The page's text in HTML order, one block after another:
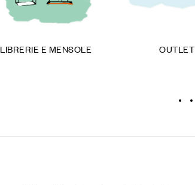
LIBRERIE E MENSOLE OUTLET